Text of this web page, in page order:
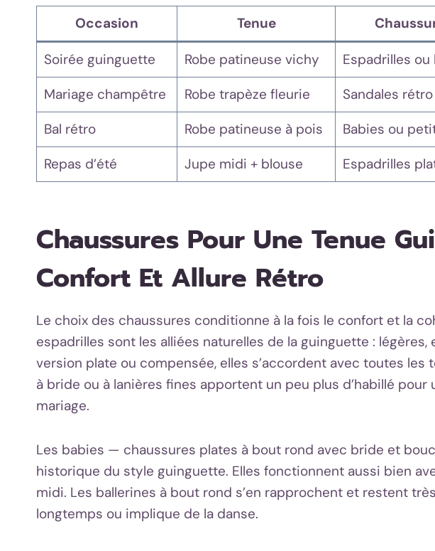
Occasion Tenue
Soirée guinguette Robe patineuse vichy Espadrilles ou
Mariage champêtre
Robe trapèze fleurie Sandales
Bal rétro
Robe patineuse à pois Babies ou
Repas d’été
Jupe midi + blouse Espadrilles
Chaussures Pour Une Tenue
Confort Et Allure Rétro
Le choix des chaussures conditionne à la fois le confort et la
espadrilles sont les alliées naturelles de la guinguette : légères,
version plate ou compensée, elles s’accordent avec toutes les
à bride ou à lanières fines apportent un peu plus d’habillé
mariage.
Les babies — chaussures plates à bout rond avec bride et
historique du style guinguette. Elles fonctionnent aussi bien
midi. Les ballerines à bout rond s’en rapprochent et restent
longtemps ou implique de la danse.